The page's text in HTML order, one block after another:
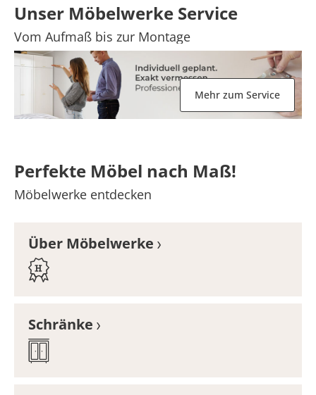
Unser Möbelwerke Service
Vom Aufmaß bis zur Montage
Mehr zum Service
Perfekte Möbel nach Maß!
Möbelwerke entdecken
Über Möbelwerke
Schränke